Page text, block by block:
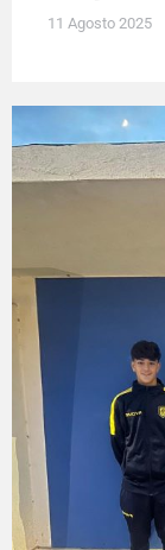
11 Agosto 2025